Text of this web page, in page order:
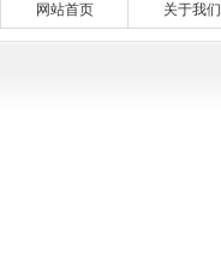
网站首页 关于我们